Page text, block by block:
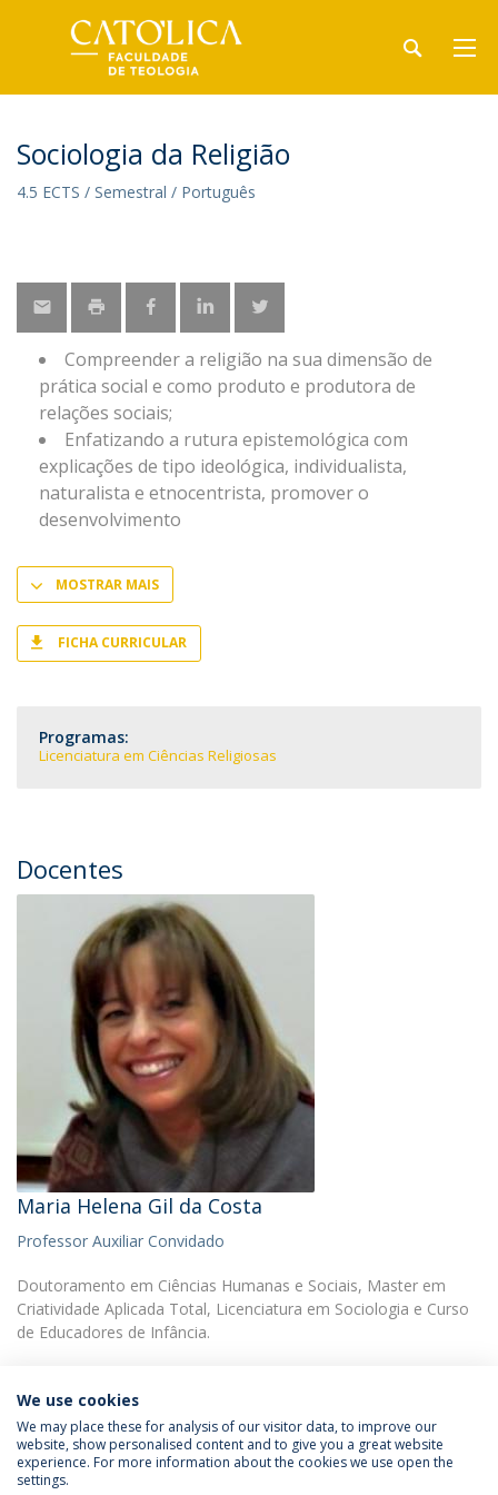
Sociologia da Religião
4.5 ECTS / Semestral / Português
Compreender a religião na sua dimensão de
prática social e como produto e produtora de
relações sociais;
Enfatizando a rutura epistemológica com
explicações de tipo ideológica, individualista,
naturalista e etnocentrista, promover o
desenvolvimento
MOSTRAR MAIS
FICHA CURRICULAR
Programas:
Licenciatura em Ciências Religiosas
Docentes
Maria Helena Gil da Costa
Professor Auxiliar Convidado
Doutoramento em Ciências Humanas e Sociais, Master em
Criatividade Aplicada Total, Licenciatura em Sociologia e Curso
de Educadores de Infância.
Política de Privacidade
Termos & Condições
We use cookies
We may place these for analysis of our visitor data, to improve our
website, show personalised content and to give you a great website
experience. For more information about the cookies we use open the
settings.